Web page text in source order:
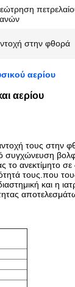
στην φθορά
αερίου
αερίου
τους στην
συγχώνευση
ανεκτίμητο σε
τους.που
και η